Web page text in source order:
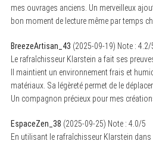
mes ouvrages anciens. Un merveilleux
bon moment de lecture même par temps
BreezeArtisan_43 (2025-09-19) Note : 4.2/
Le rafraîchisseur Klarstein a fait ses
Il maintient un environnement frais et
matériaux. Sa légèreté permet de le
Un compagnon précieux pour mes
EspaceZen_38 (2025-09-25) Note : 4.0/5
En utilisant le rafraîchisseur Klarstein